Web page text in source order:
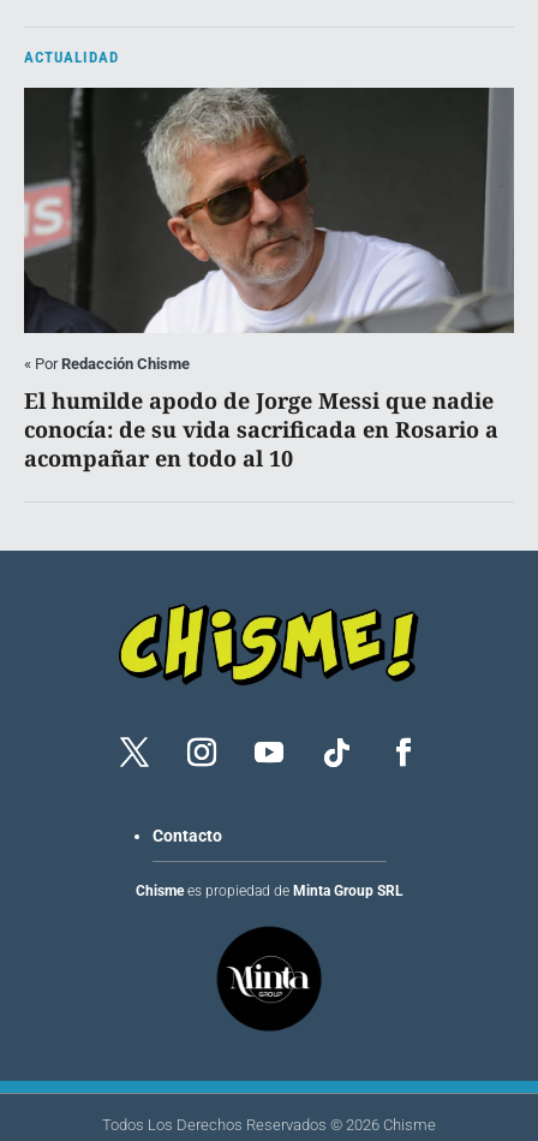
ACTUALIDAD
« PorRedacción Chisme
El humilde apodo de Jorge Messi que nadie
conocía: de su vida sacrificada en Rosario a
acompañar en todo al 10
Contacto
Chismees propiedad de Minta Group SRL
Todos Los Derechos Reservados © 2026 Chisme